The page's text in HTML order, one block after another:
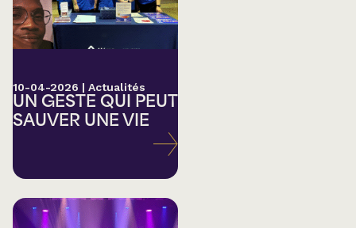
10-04-2026 | Actualités
UN GESTE QUI PEUT
SAUVER UNE VIE